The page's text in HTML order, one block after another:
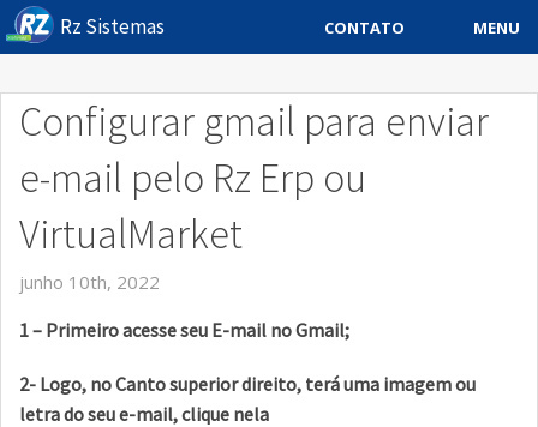
Rz Sistemas CONTATO MENU
Sistemas Especificos
Blog
Downloads
Sobre
Buscar no Site
Configurar gmail para enviar
e-mail pelo Rz Erp ou
VirtualMarket
junho 10th, 2022
1 – Primeiro acesse seu E-mail no Gmail;
2- Logo, no Canto superior direito, terá uma imagem ou
letra do seu e-mail, clique nela